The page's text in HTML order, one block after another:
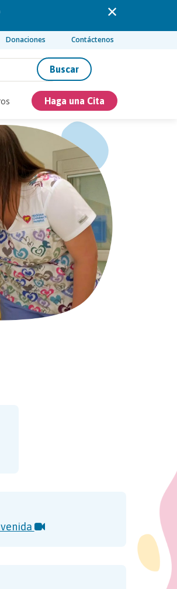
Donaciones Contáctenos
Buscar
Haga una Cita